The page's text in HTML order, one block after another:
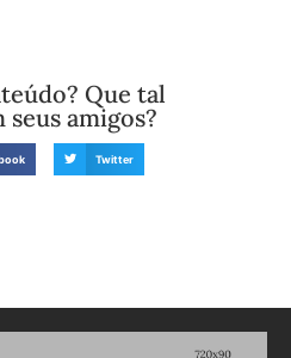
Que tal
amigos?
Twitter